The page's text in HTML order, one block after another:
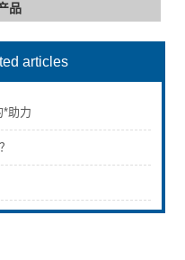
品
articles
*助力